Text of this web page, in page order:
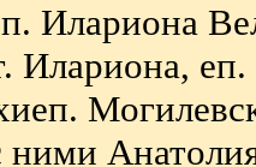
Илариона
Илариона,
ними